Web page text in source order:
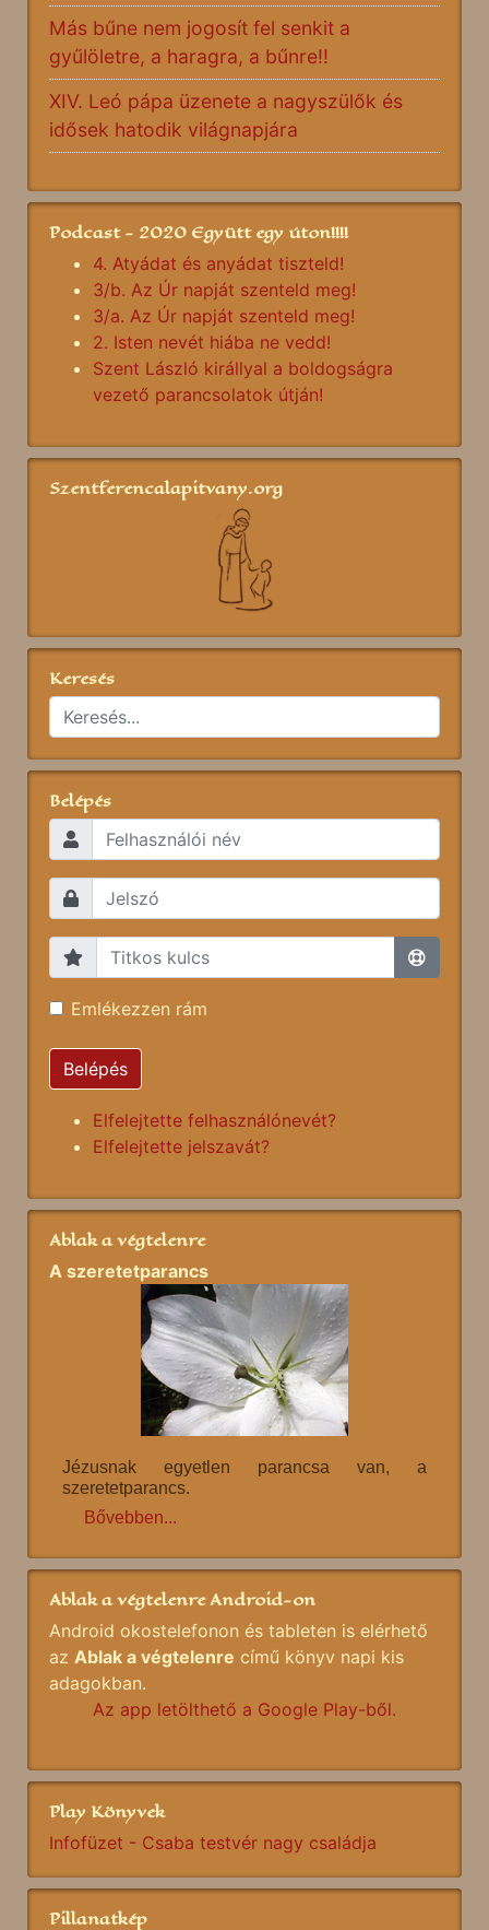
Más bűne nem jogosít fel senkit a
gyűlöletre, a haragra, a bűnre!!
XIV. Leó pápa üzenete a nagyszülők és
idősek hatodik világnapjára
Podcast - 2020 Együtt egy úton!!!!
4. Atyádat és anyádat tiszteld!
3/b. Az Úr napját szenteld meg!
3/a. Az Úr napját szenteld meg!
2. Isten nevét hiába ne vedd!
Szent László királlyal a boldogságra
vezető parancsolatok útján!
Szentferencalapitvany.org
Keresés
Belépés
Emlékezzen rám
Belépés
Elfelejtette felhasználónevét?
Elfelejtette jelszavát?
Ablak a végtelenre
A szeretetparancs
Jézusnak egyetlen parancsa van, a
szeretetparancs.
Bővebben...
Ablak a végtelenre Android-on
Android okostelefonon és tableten is elérhető
az Ablak a végtelenre című könyv napi kis
adagokban.
Az app letölthető a Google Play-ből.
Play Könyvek
Infofüzet - Csaba testvér nagy családja
Pillanatkép